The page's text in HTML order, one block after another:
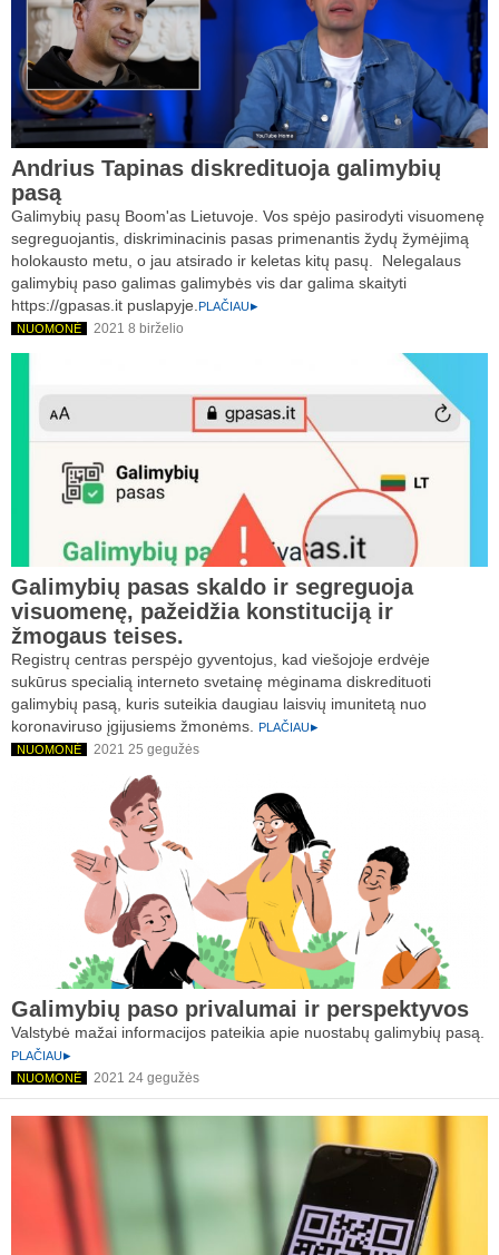
Andrius Tapinas diskredituoja galimybių
pasą
Galimybių pasų Boom'as Lietuvoje. Vos spėjo pasirodyti visuomenę
segreguojantis, diskriminacinis pasas primenantis žydų žymėjimą
holokausto metu, o jau atsirado ir keletas kitų pasų. Nelegalaus
galimybių paso galimas galimybės vis dar galima skaityti
https://gpasas.it puslapyje. PLAČIAU
NUOMONĖ
2021 8 birželio
Galimybių pasas skaldo ir segreguoja
visuomenę, pažeidžia konstituciją ir
žmogaus teises.
Registrų centras perspėjo gyventojus, kad viešojoje erdvėje
sukūrus specialią interneto svetainę mėginama diskredituoti
galimybių pasą, kuris suteikia daugiau laisvių imunitetą nuo
koronaviruso įgijusiems žmonėms.
PLAČIAU
NUOMONĖ
2021 25 gegužės
Galimybių paso privalumai ir perspektyvos
Valstybė mažai informacijos pateikia apie nuostabų galimybių pasą.
PLAČIAU
NUOMONĖ
2021 24 gegužės